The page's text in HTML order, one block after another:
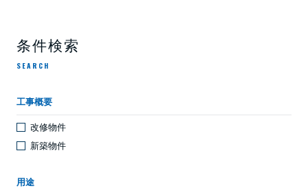
条件検索
SEARCH
工事概要
改修物件
新築物件
用途